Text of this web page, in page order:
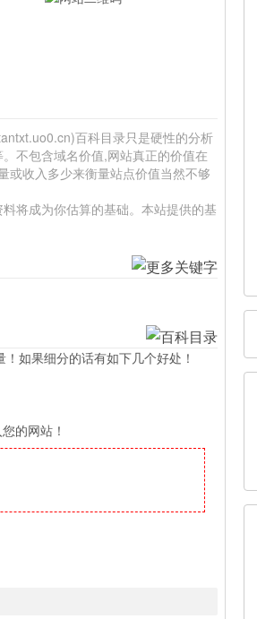
百科目录只是硬性的分析
不包含域名价值,网站真正的价值在
或收入多少来衡量站点价值当然不够
将成为你估算的基础。本站提供的基
如果细分的话有如下几个好处！
的网站！